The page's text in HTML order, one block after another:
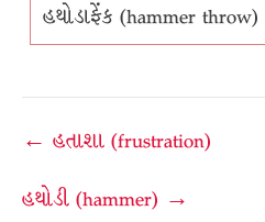
હથોડાફેંક (hammer throw)
Post
navigation
← હતાશા (frustration)
હથોડી (hammer) →